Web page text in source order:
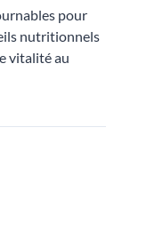
pour
nutritionnels
vitalité au